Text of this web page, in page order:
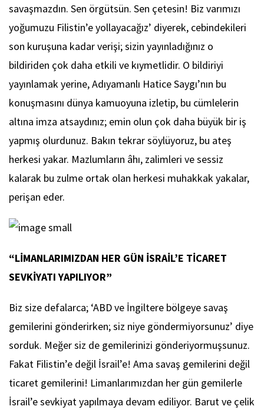
savaşmazdın. Sen örgütsün. Sen çetesin! Biz varımızı
yoğumuzu Filistin’e yollayacağız’ diyerek, cebindekileri
son kuruşuna kadar verişi; sizin yayınladığınız o
bildiriden çok daha etkili ve kıymetlidir. O bildiriyi
yayınlamak yerine, Adıyamanlı Hatice Saygı’nın bu
konuşmasını dünya kamuoyuna izletip, bu cümlelerin
altına imza atsaydınız; emin olun çok daha büyük bir iş
yapmış olurdunuz. Bakın tekrar söylüyoruz, bu ateş
herkesi yakar. Mazlumların âhı, zalimleri ve sessiz
kalarak bu zulme ortak olan herkesi muhakkak yakalar,
perişan eder.
“LİMANLARIMIZDAN HER GÜN İSRAİL’E TİCARET
SEVKİYATI YAPILIYOR”
Biz size defalarca; ‘ABD ve İngiltere bölgeye savaş
gemilerini gönderirken; siz niye göndermiyorsunuz’ diye
sorduk. Meğer siz de gemilerinizi gönderiyormuşsunuz.
Fakat Filistin’e değil İsrail’e! Ama savaş gemilerini değil
ticaret gemilerini! Limanlarımızdan her gün gemilerle
İsrail’e sevkiyat yapılmaya devam ediliyor. Barut ve çelik